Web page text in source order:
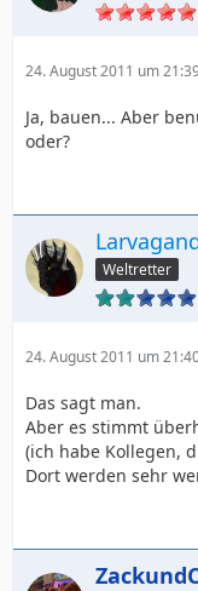
24. August 2011 um
Ja, bauen... Aber
oder?
Weltretter
24. August 2011 um
Das sagt man.
Aber es stimmt
(ich habe Kollegen,
Dort werden sehr